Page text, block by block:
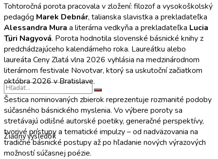
Žiadny výsledok
Tohtoročná porota pracovala v zložení: filozof a vysokoškolský
pedagóg Marek Debnár, talianska slavistka a prekladateľka
Alessandra Mura a literárna vedkyňa a prekladateľka Lucia
Turi Nagyová. Porota hodnotila slovenské básnické knihy z
predchádzajúceho kalendárneho roka. Laureátku alebo
laureáta Ceny Zlatá vlna 2026 vyhlásia na medzinárodnom
literárnom festivale Novotvar, ktorý sa uskutoční začiatkom
októbra 2026 v Bratislave.
Šestica nominovaných zbierok reprezentuje rozmanité podoby
súčasného básnického myslenia. Vo výbere poroty sa
stretávajú odlišné autorské poetiky, generačné perspektívy,
tvorivé prístupy a tematické impulzy – od nadväzovania na
tradičné básnické postupy až po hľadanie nových výrazových
možností súčasnej poézie.